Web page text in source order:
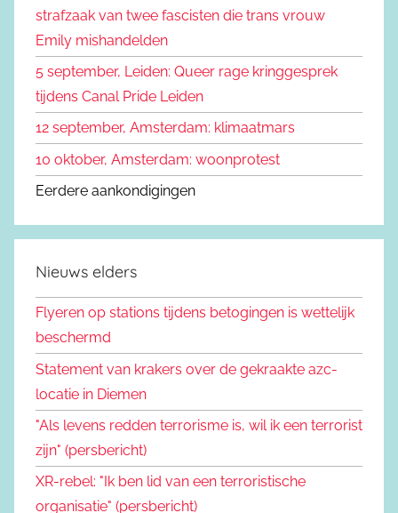
strafzaak van twee fascisten die trans vrouw
Emily mishandelden
5 september, Leiden: Queer rage kringgesprek
tijdens Canal Pride Leiden
12 september, Amsterdam: klimaatmars
10 oktober, Amsterdam: woonprotest
Eerdere aankondigingen
Nieuws elders
Flyeren op stations tijdens betogingen is wettelijk
beschermd
Statement van krakers over de gekraakte azc-
locatie in Diemen
"Als levens redden terrorisme is, wil ik een terrorist
zijn" (persbericht)
XR-rebel: "Ik ben lid van een terroristische
organisatie" (persbericht)